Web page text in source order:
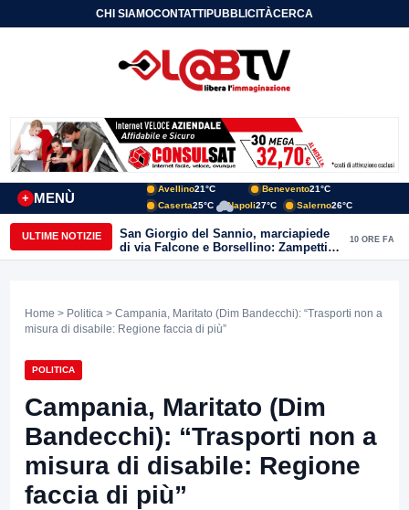
CHI SIAMOCONTATTIPUBBLICITÀCERCA
MENÙ
+
Avellino21°C Benevento21°C
Caserta25°C Napoli27°C Salerno26°C
ULTIME NOTIZIE
San Giorgio del Sannio, marciapiede
di via Falcone e Borsellino: Zampetti e
Lombardi replicano alle polemiche
10 ORE FA
Home > Politica > Campania, Maritato (Dim Bandecchi): “Trasporti non a
misura di disabile: Regione faccia di più”
POLITICA
Campania, Maritato (Dim
Bandecchi): “Trasporti non a
misura di disabile: Regione
faccia di più”